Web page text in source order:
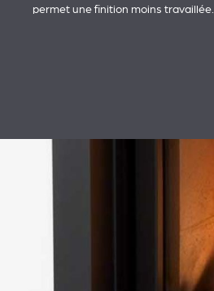
permet une finition moins travaillée.